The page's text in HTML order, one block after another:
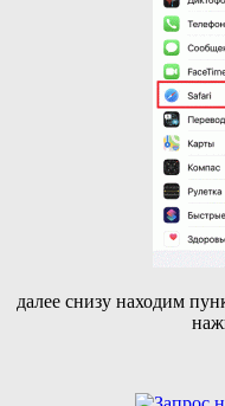
далее снизу находим